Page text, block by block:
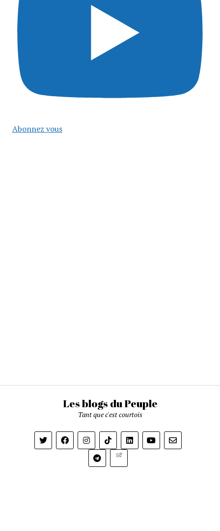
Abonnez vous
Les blogs du Peuple
Tant que c'est courtois